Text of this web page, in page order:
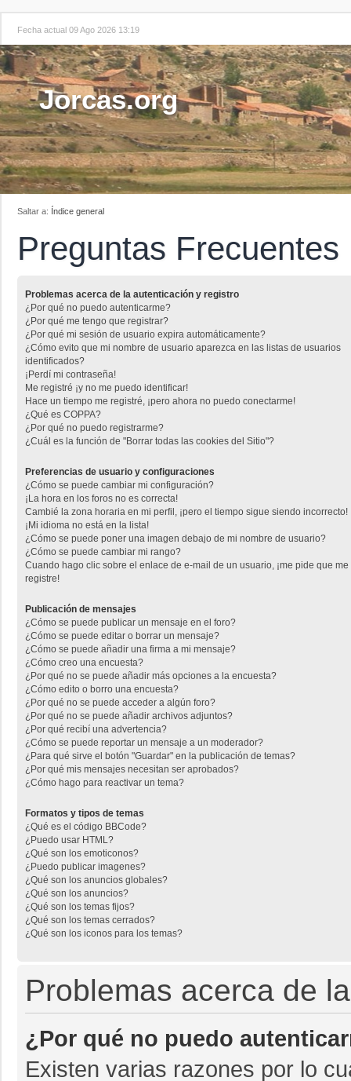
Fecha actual 09 Ago 2026 13:19
Jorcas.org
Saltar a: Índice general
Preguntas Frecuentes
Problemas acerca de la autenticación y registro
¿Por qué no puedo autenticarme?
¿Por qué me tengo que registrar?
¿Por qué mi sesión de usuario expira automáticamente?
¿Cómo evito que mi nombre de usuario aparezca en las listas de usuarios
identificados?
¡Perdí mi contraseña!
Me registré ¡y no me puedo identificar!
Hace un tiempo me registré, ¡pero ahora no puedo conectarme!
¿Qué es COPPA?
¿Por qué no puedo registrarme?
¿Cuál es la función de "Borrar todas las cookies del Sitio"?
Preferencias de usuario y configuraciones
¿Cómo se puede cambiar mi configuración?
¡La hora en los foros no es correcta!
Cambié la zona horaria en mi perfil, ¡pero el tiempo sigue siendo incorrecto!
¡Mi idioma no está en la lista!
¿Cómo se puede poner una imagen debajo de mi nombre de usuario?
¿Cómo se puede cambiar mi rango?
Cuando hago clic sobre el enlace de e-mail de un usuario, ¡me pide que me
registre!
Publicación de mensajes
¿Cómo se puede publicar un mensaje en el foro?
¿Cómo se puede editar o borrar un mensaje?
¿Cómo se puede añadir una firma a mi mensaje?
¿Cómo creo una encuesta?
¿Por qué no se puede añadir más opciones a la encuesta?
¿Cómo edito o borro una encuesta?
¿Por qué no se puede acceder a algún foro?
¿Por qué no se puede añadir archivos adjuntos?
¿Por qué recibí una advertencia?
¿Cómo se puede reportar un mensaje a un moderador?
¿Para qué sirve el botón "Guardar" en la publicación de temas?
¿Por qué mis mensajes necesitan ser aprobados?
¿Cómo hago para reactivar un tema?
Formatos y tipos de temas
¿Qué es el código BBCode?
¿Puedo usar HTML?
¿Qué son los emoticonos?
¿Puedo publicar imagenes?
¿Qué son los anuncios globales?
¿Qué son los anuncios?
¿Qué son los temas fijos?
¿Qué son los temas cerrados?
¿Qué son los iconos para los temas?
Problemas acerca de
¿Por qué no puedo
Existen varias razones por lo